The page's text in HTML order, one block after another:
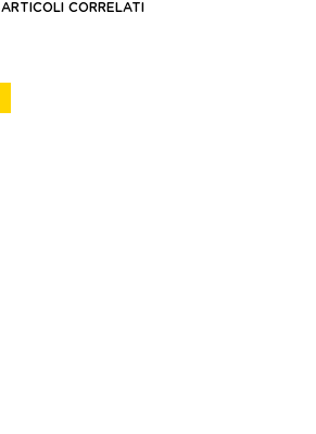
ARTICOLI CORRELATI